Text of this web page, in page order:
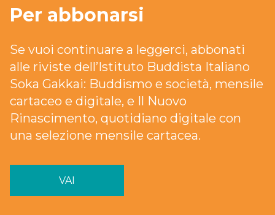
Per abbonarsi
Se vuoi continuare a leggerci, abbonati
alle riviste dell’Istituto Buddista Italiano
Soka Gakkai: Buddismo e società, mensile
cartaceo e digitale, e Il Nuovo
Rinascimento, quotidiano digitale con
una selezione mensile cartacea.
VAI